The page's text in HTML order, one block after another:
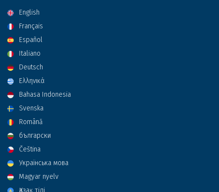
English
Français
Español
Italiano
Deutsch
Ελληνικά
Bahasa Indonesia
Svenska
Română
български
Čeština
Українська мова
Magyar nyelv
Қазақ тілі